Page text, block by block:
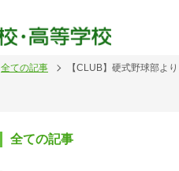
立
全ての記事 【CLUB】硬式野球部よ
全ての記事